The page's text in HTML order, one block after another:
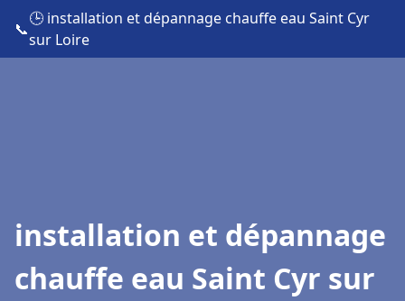
📞
🕒 installation et dépannage chauffe eau Saint Cyr
sur Loire
installation et dépannage
chauffe eau Saint Cyr sur